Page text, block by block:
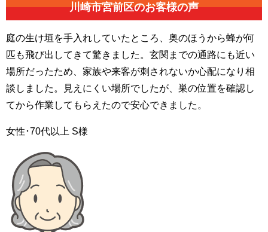
川崎市宮前区のお客様の声
庭の生け垣を手入れしていたところ、奥のほうから蜂が何
匹も飛び出してきて驚きました。玄関までの通路にも近い
場所だったため、家族や来客が刺されないか心配になり相
談しました。見えにくい場所でしたが、巣の位置を確認し
てから作業してもらえたので安心できました。
女性･70代以上 S様